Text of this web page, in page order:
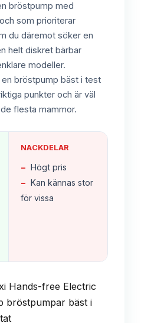
bröstpump med
som prioriterar
du däremot söker en
helt diskret bärbar
modeller.
bröstpump bäst i test
punkter och är väl
flesta mammor.
NACKDELAR
− Högt pris
− Kan kännas stor
för vissa